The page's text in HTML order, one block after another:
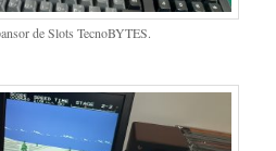
de Slots TecnoBYTES.